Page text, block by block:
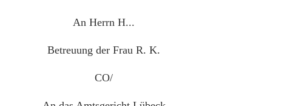
An Herrn H...
Betreuung der Frau R. K.
CO/